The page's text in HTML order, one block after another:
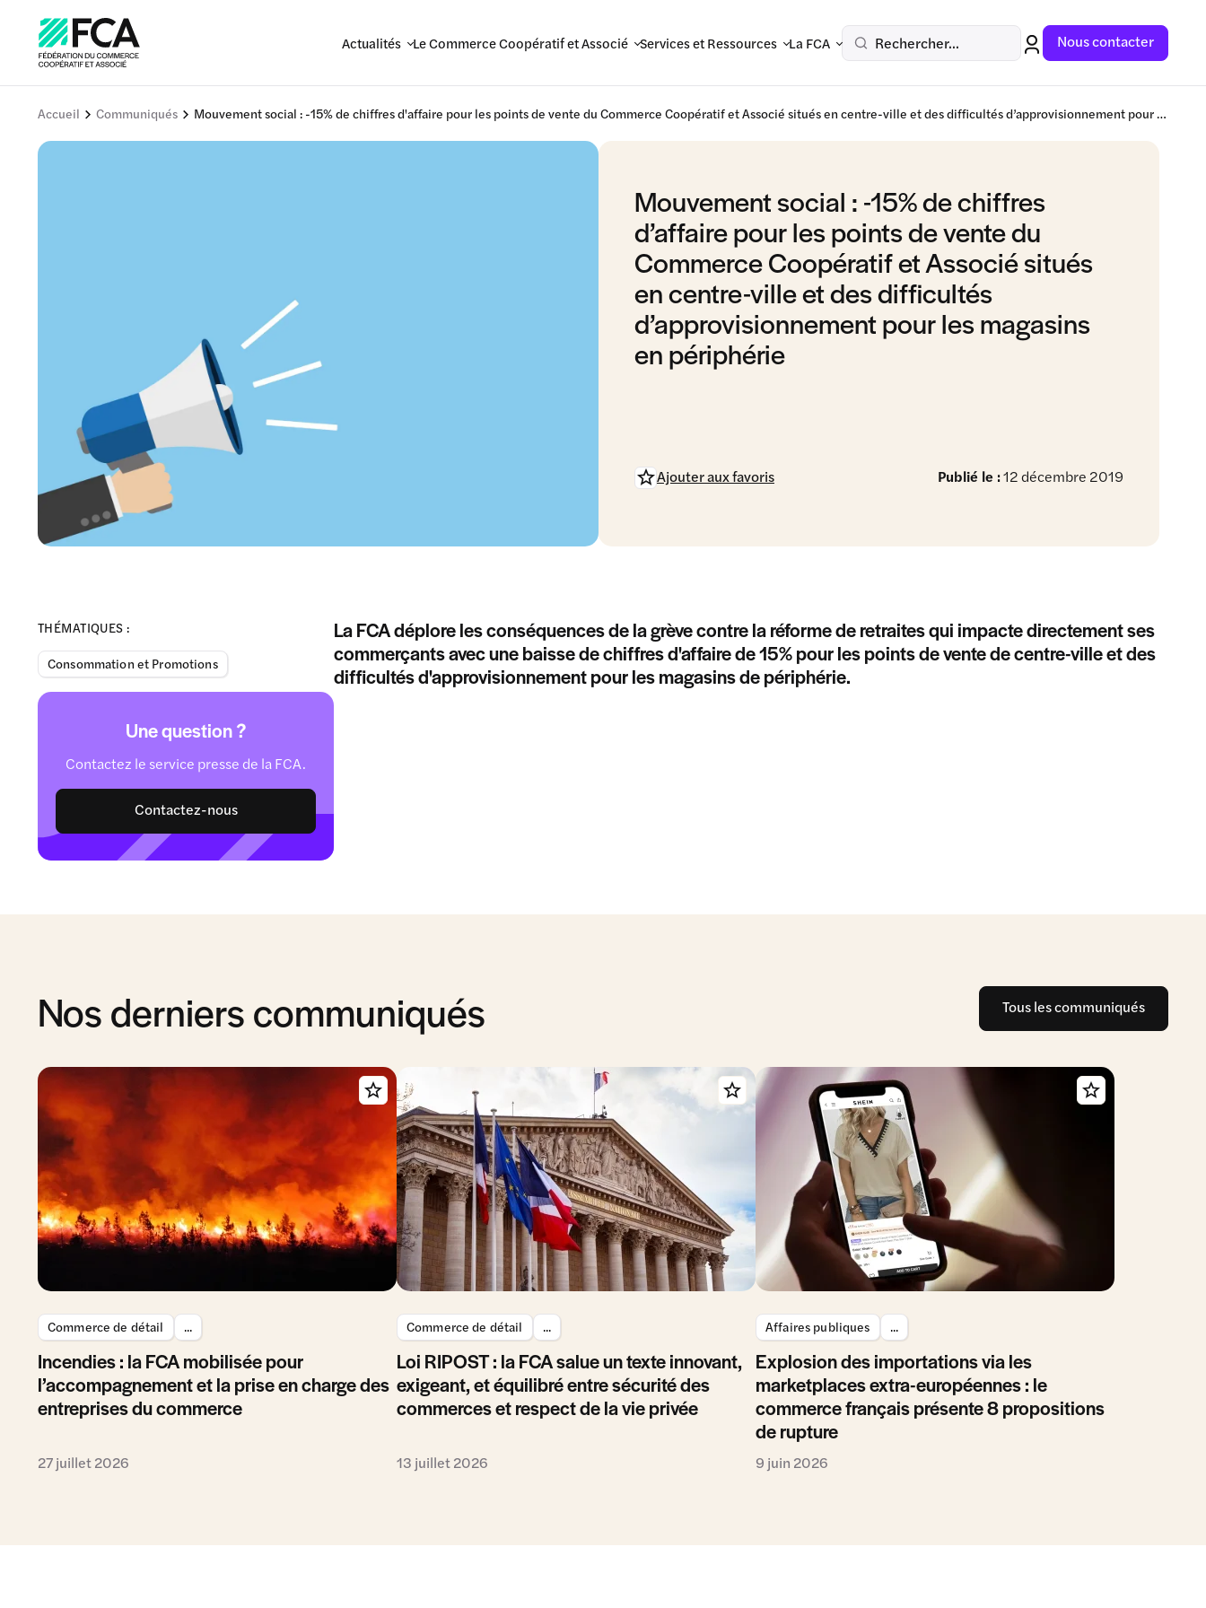
Actualités Le Commerce Coopératif et Associé Services et Ressources La FCA Rechercher... Nous contacter
Accueil Communiqués Mouvement social : -15% de chiffres d'affaire pour les points de vente du Commerce Coopératif et Associé situés en centre-ville et des difficultés d’approvisionnement pour les magasins en périphérie
Mouvement social : -15% de chiffres
d’affaire pour les points de vente du
Commerce Coopératif et Associé situés
en centre-ville et des difficultés
d’approvisionnement pour les magasins
en périphérie
Publié le :12 décembre 2019
Ajouter aux favoris
THÉMATIQUES :
Consommation et Promotions
Une question ?
Contactez le service presse de la FCA.
Contactez-nous
La FCA déplore les conséquences de la grève contre la réforme de retraites qui impacte directement ses
commerçants avec une baisse de chiffres d'affaire de 15% pour les points de vente de centre-ville et des
difficultés d'approvisionnement pour les magasins de périphérie.
Nos derniers communiqués Tous les communiqués
Commerce de détail ...
Incendies : la FCA mobilisée pour
l’accompagnement et la prise en charge des
entreprises du commerce
27 juillet 2026
Commerce de détail ...
Loi RIPOST : la FCA salue un texte innovant,
exigeant, et équilibré entre sécurité des
commerces et respect de la vie privée
13 juillet 2026
Affaires publiques ...
Explosion des importations via les
marketplaces extra-européennes : le
commerce français présente 8 propositions
de rupture
9 juin 2026